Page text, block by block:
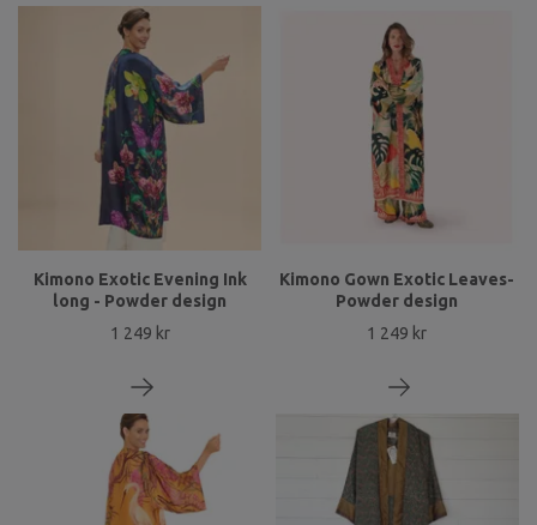
Kimono Exotic Evening Ink
long - Powder design
1 249 kr
Kimono Gown Exotic Leaves-
Powder design
1 249 kr